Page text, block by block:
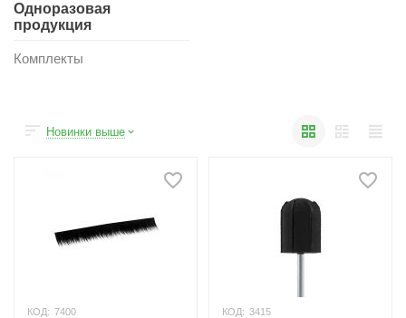
Одноразовая
продукция
Комплекты
Новинки выше
КОД: 7400 КОД: 3415